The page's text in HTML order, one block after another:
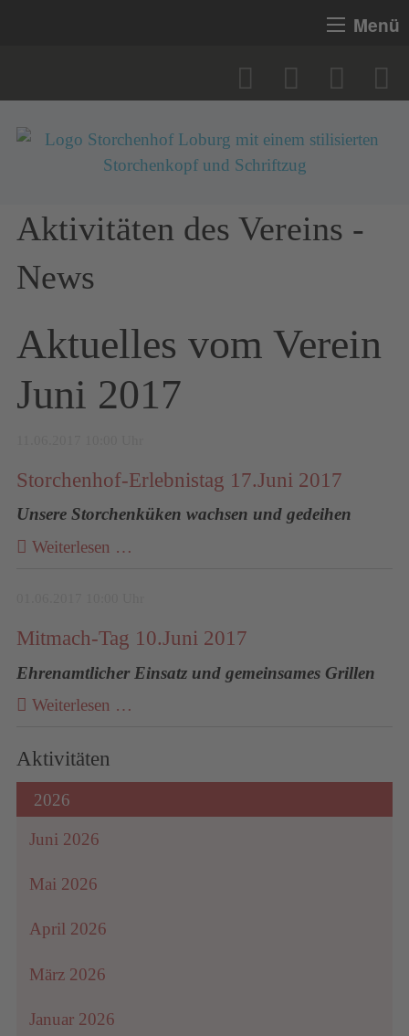
Menü
Aktivitäten des Vereins -
News
Aktuelles vom Verein
Juni 2017
Storchenhof-Erlebnistag 17.Juni 2017
Unsere Storchenküken wachsen und gedeihen
Weiterlesen …
Mitmach-Tag 10.Juni 2017
Ehrenamtlicher Einsatz und gemeinsames Grillen
Weiterlesen …
Aktivitäten
2026
Juni 2026
Mai 2026
April 2026
März 2026
Januar 2026